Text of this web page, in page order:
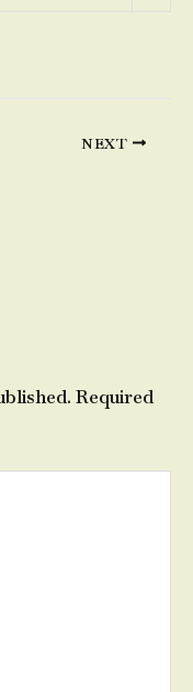
NEXT
Required